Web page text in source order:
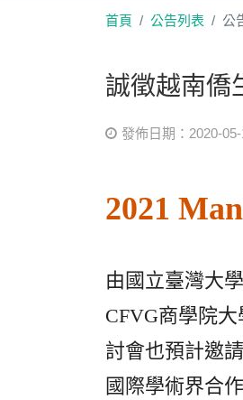
首頁 公告列表 公
誠徵越南僑
發佈日期：2020-
2021
由國立臺灣大
CFVG商學院
討會也預計邀
國際學術界合